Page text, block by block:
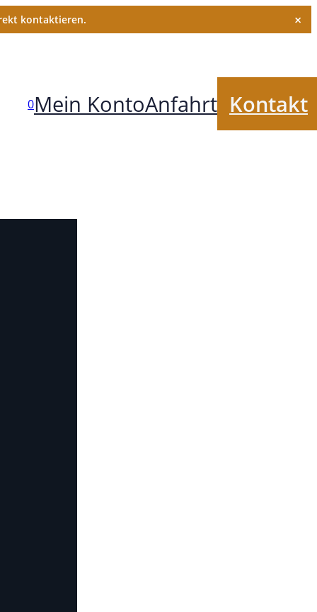
kontaktieren. ×
0Mein KontoAnfahrt Kontakt